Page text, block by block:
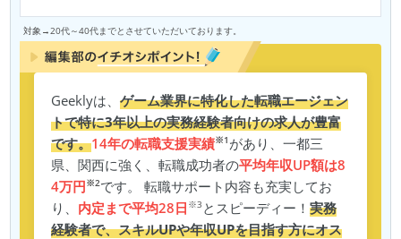
対象→20代～40代までとさせていただいております。
Geeklyは、ゲーム業界に特化した転職エージェン
トで特に3年以上の実務経験者向けの求人が豊富
です。14年の転職支援実績※1 があり、一都三
県、関西に強く、転職成功者の平均年収UP額は8
4万円※2です。 転職サポート内容も充実してお
り、 内定まで平均28日 ※3 とスピーディー！実務
経験者で、スキルUPや年収UPを目指す方にオス